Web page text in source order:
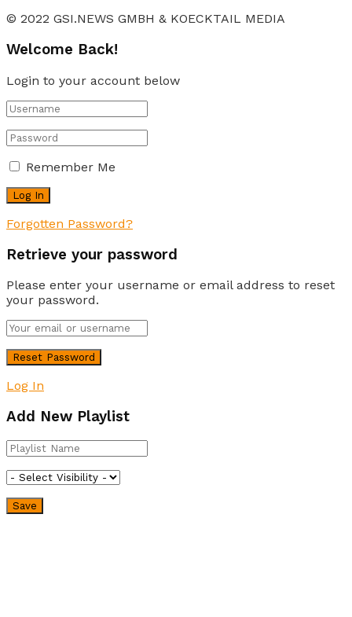
© 2022 GSI.NEWS GMBH & KOECKTAIL MEDIA
Welcome Back!
Login to your account below
Remember Me
Forgotten Password?
Retrieve your password
Please enter your username or email address to reset
your password.
Log In
Add New Playlist